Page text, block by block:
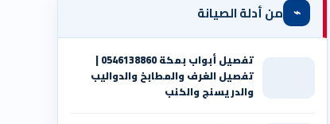
⌁ من أدلة الصيانة
تفصيل أبواب بمكة 0546138860 |
تفصيل الغرف والمطابخ والدواليب
والدريسنج والكنب